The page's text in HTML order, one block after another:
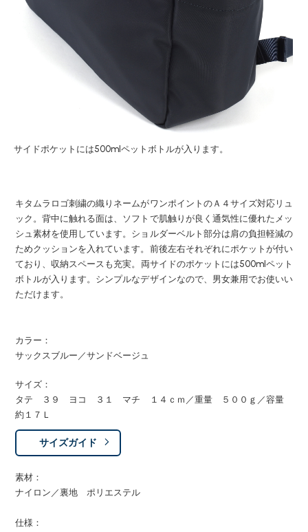
サイドポケットには500mlペットボトルが入ります。
キタムラロゴ刺繍の織りネームがワンポイントのＡ４サイズ対応リュ
ック。背中に触れる面は、ソフトで肌触りが良く通気性に優れたメッ
シュ素材を使用しています。ショルダーベルト部分は肩の負担軽減の
ためクッションを入れています。前後左右それぞれにポケットが付い
ており、収納スペースも充実。両サイドのポケットには500mlペット
ボトルが入ります。シンプルなデザインなので、男女兼用でお使いい
ただけます。
カラー：
サックスブルー／サンドベージュ
サイズ：
タテ ３９ ヨコ ３１ マチ １４ｃｍ／重量 ５００ｇ／容量
約１７Ｌ
サイズガイド
素材：
ナイロン／裏地 ポリエステル
仕様：